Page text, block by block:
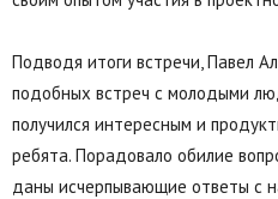
Подводя итоги встречи, Павел
подобных встреч с молодыми
получился интересным и
ребята. Порадовало обилие
даны исчерпывающие ответы с